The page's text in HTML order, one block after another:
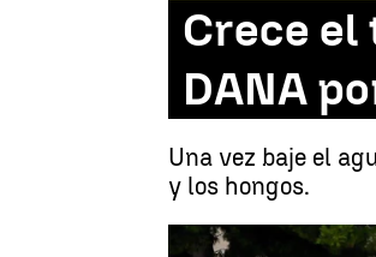
Crece el
DANA
Una vez baje el
y los hongos.